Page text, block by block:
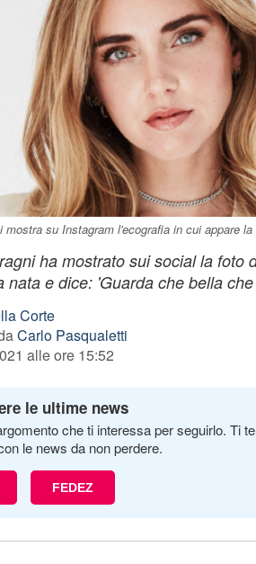
mostra su Instagram l'ecografia in cui appare la
ha mostrato sui social la foto
nata e dice: 'Guarda che bella che
Corte
Carlo Pasqualetti
alle ore 15:52
le ultime news
che ti interessa per seguirlo. Ti
le news da non perdere.
FEDEZ